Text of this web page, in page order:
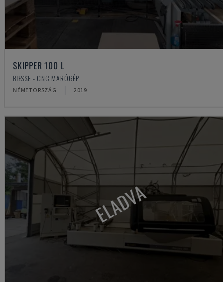
SKIPPER 100 L
BIESSE - CNC MARÓGÉP
NÉMETORSZÁG 2019
ELADVA